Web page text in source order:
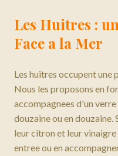
Les Huitres :
Face a la Mer
Les huitres occupent une
Nous les proposons en
accompagnees d'un
douzaine ou en douzaine.
leur citron et leur vinaigre
entree ou en